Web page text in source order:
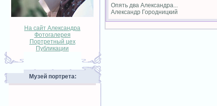
На сайт Александра
Фотогалерея
Портретный цех
Публикации
Музей портрета:
Опять два Александра...
Александр Городницкий